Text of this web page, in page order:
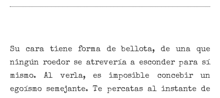
Su cara tiene forma de bellota, de una que
ningún roedor se atrevería a esconder para sí
mismo. Al verla, es imposible concebir un
egoísmo semejante. Te percatas al instante de